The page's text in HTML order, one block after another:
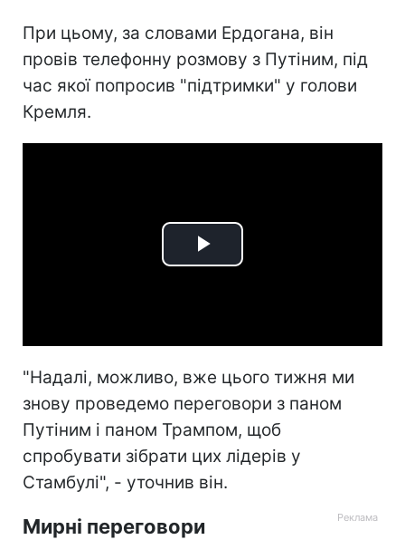
При цьому, за словами Ердогана, він
провів телефонну розмову з Путіним, під
час якої попросив "підтримки" у голови
Кремля.
Play
"Надалі, можливо, вже цього тижня ми
знову проведемо переговори з паном
Путіним і паном Трампом, щоб
спробувати зібрати цих лідерів у
Стамбулі", - уточнив він.
Мирні переговори